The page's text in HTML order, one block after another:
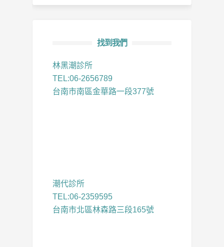
找到我們
林黑潮診所
TEL:06-2656789
台南市南區金華路一段377號
潮代診所
TEL:06-2359595
台南市北區林森路三段165號